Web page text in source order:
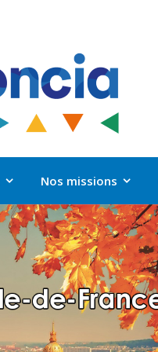
Nos missions